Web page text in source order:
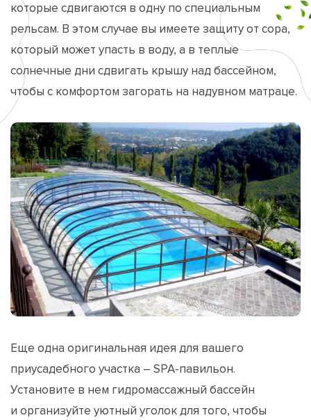
которые сдвигаются в одну по специальным
рельсам. В этом случае вы имеете защиту от сора,
который может упасть в воду, а в теплые
солнечные дни сдвигать крышу над бассейном,
чтобы с комфортом загорать на надувном матраце.
Еще одна оригинальная идея для вашего
приусадебного участка – SPA-павильон.
Установите в нем гидромассажный бассейн
и организуйте уютный уголок для того, чтобы